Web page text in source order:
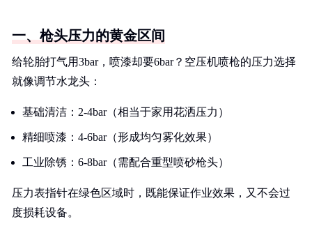
一、枪头压力的黄金区间
给轮胎打气用3bar，喷漆却要6bar？空压机喷枪的压力选择
就像调节水龙头：
基础清洁：2-4bar（相当于家用花洒压力）
精细喷漆：4-6bar（形成均匀雾化效果）
工业除锈：6-8bar（需配合重型喷砂枪头）
压力表指针在绿色区域时，既能保证作业效果，又不会过
度损耗设备。